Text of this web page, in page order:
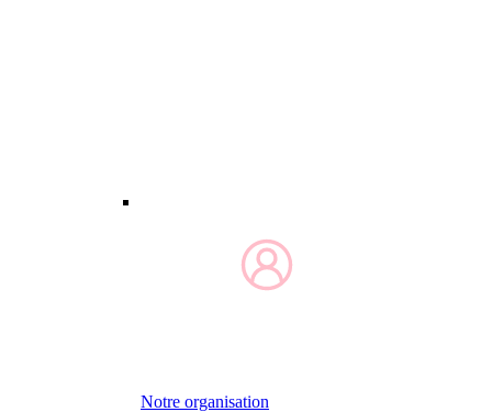
Notre organisation